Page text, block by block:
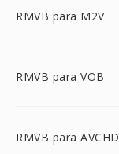
RMVB para M2V
RMVB para VOB
RMVB para AVCHD